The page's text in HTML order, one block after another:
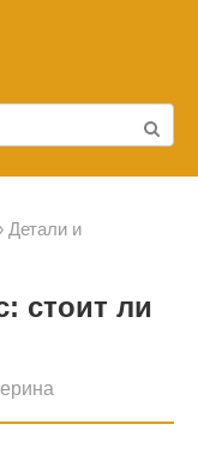
Детали и
стоит ли